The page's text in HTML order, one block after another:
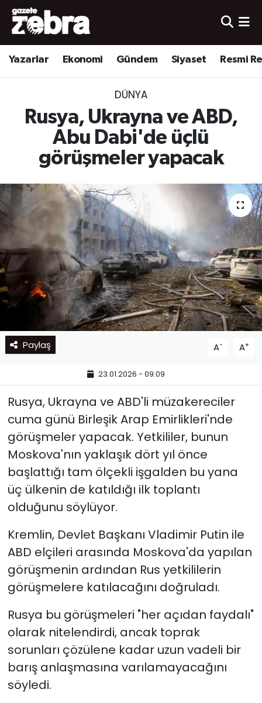
Yazarlar Ekonomi Gündem Siyaset Resmi
DÜNYA
Rusya, Ukrayna ve ABD,
Abu Dabi'de üçlü
görüşmeler yapacak
Paylaş A- A+
23.01.2026 - 09:09
Rusya, Ukrayna ve ABD'li müzakereciler
cuma günü Birleşik Arap Emirlikleri'nde
görüşmeler yapacak. Yetkililer, bunun
Moskova'nın yaklaşık dört yıl önce
başlattığı tam ölçekli işgalden bu yana
üç ülkenin de katıldığı ilk toplantı
olduğunu söylüyor.
Kremlin, Devlet Başkanı Vladimir Putin ile
ABD elçileri arasında Moskova'da yapılan
görüşmenin ardından Rus yetkililerin
görüşmelere katılacağını doğruladı.
Rusya bu görüşmeleri "her açıdan faydalı"
olarak nitelendirdi, ancak toprak
sorunları çözülene kadar uzun vadeli bir
barış anlaşmasına varılamayacağını
söyledi.
Yazarlar
Ekonomi
Yerel
Spor
Nöbetçi Eczaneler
Hava Durumu
Süper Lig Puan Durumu ve Fikstür
Tüm Manşetler
Son Dakika Haberleri
Haber Arşivi